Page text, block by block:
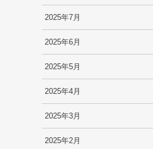
2025年7月
2025年6月
2025年5月
2025年4月
2025年3月
2025年2月